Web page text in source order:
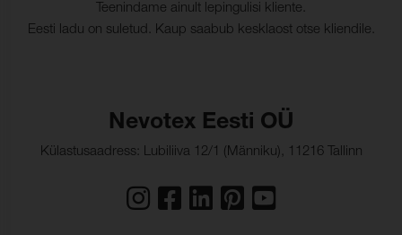
Teenindame ainult lepingulisi kliente.
Eesti ladu on suletud. Kaup saabub kesklaost otse kliendile.
Nevotex Eesti OÜ
Külastusaadress: Lubiliiva 12/1 (Männiku), 11216 Tallinn